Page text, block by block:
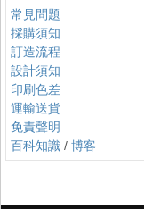
常見問題
採購須知
訂造流程
設計須知
印刷色差
運輸送貨
免責聲明
百科知識 / 博客